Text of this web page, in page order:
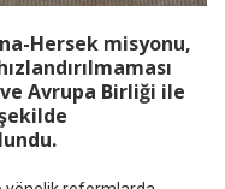
Hersek misyonu,
Avrupa Birliği ile